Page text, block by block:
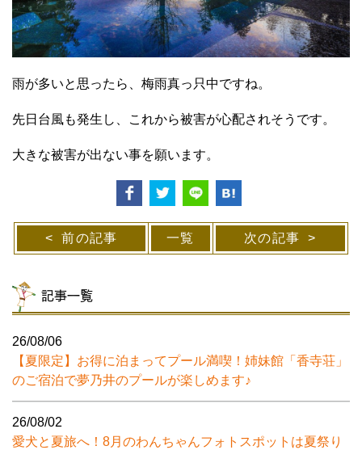
雨が多いと思ったら、梅雨真っ只中ですね。
先日台風も発生し、これから被害が心配されそうです。
大きな被害が出ない事を願います。
前の記事 一覧 次の記事
記事一覧
26/08/06
【夏限定】お得に泊まってプール満喫！姉妹館「香寺荘」
のご宿泊で夢乃井のプールが楽しめます♪
26/08/02
愛犬と夏旅へ！8月のわんちゃんフォトスポットは夏祭り